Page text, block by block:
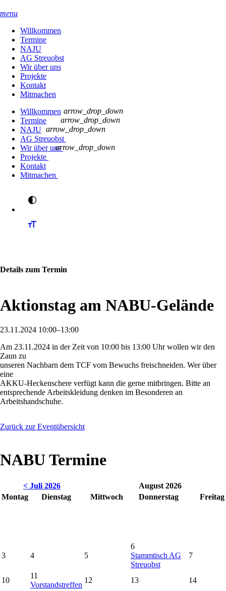
menu
Willkommen
Termine
NAJU
AG Streuobst
Wir über uns
Projekte
Kontakt
Mitmachen
Willkommen
Termine
NAJU
AG Streuobst
arrow_drop_down
Wir über uns
arrow_drop_down
Projekte
arrow_drop_down
Kontakt
Mitmachen
arrow_drop_down
Details zum Termin
Aktionstag am NABU-Gelände
23.11.2024 10:00–13:00
Am 23.11.2024 in der Zeit von 10:00 bis 13:00 Uhr wollen wir den
Zaun zu
unseren Nachbarn dem TCF vom Bewuchs freischneiden. Wer über
eine
AKKU-Heckenschere verfügt kann die gerne mitbringen. Bitte an
entsprechende Arbeitskleidung denken im Besonderen an
Arbeitshandschuhe.
Zurück zur Eventübersicht
NABU Termine
< Juli 2026
August 2026
Montag
Dienstag Mittwoch Donnerstag Freitag
3 4 5
6
Stammtisch AG
Streuobst
7
10
11
Vorstandstreffen
12 13 14